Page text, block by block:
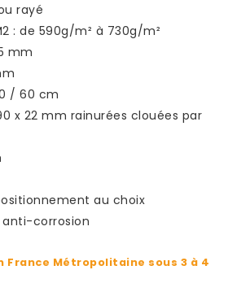
rayé
: de 590g/m² à 730g/m²
mm
/ 60 cm
x 22 mm rainurées clouées par
au choix
anti-corrosion
France Métropolitaine sous 3 à 4